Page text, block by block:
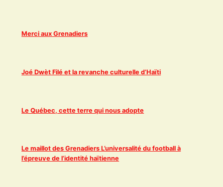
Merci aux Grenadiers
Joé Dwèt Filé et la revanche culturelle d’Haïti
Le Québec, cette terre qui nous adopte
Le maillot des Grenadiers L’universalité du football à
l’épreuve de l’identité haïtienne